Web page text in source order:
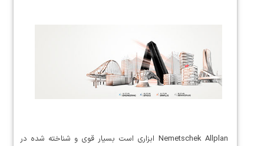
Nemetschek Allplan ابزاری است بسیار قوی و شناخته شده در